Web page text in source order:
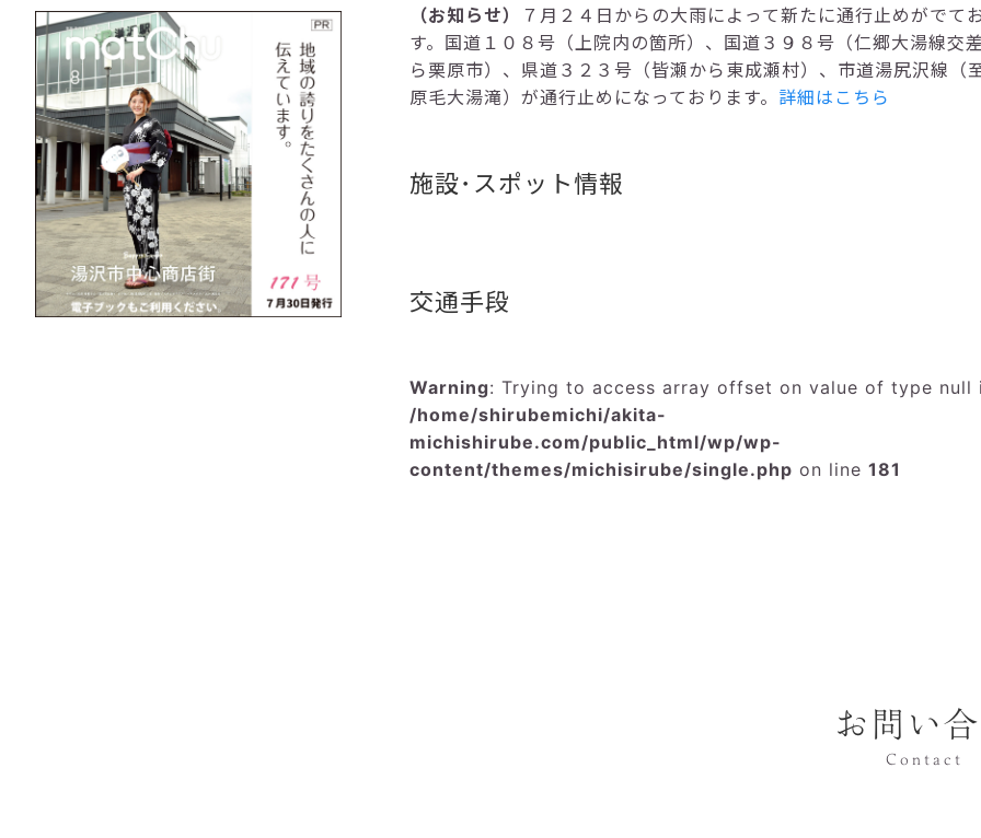
（お知らせ）
７月２４日からの大雨によって新たに通行止めがでて
す。国道１０８号（上院内の箇所）、国道３９８号（仁郷大湯線交
ら栗原市）、県道３２３号（皆瀬から東成瀬村）、市道湯尻沢線（
原毛大湯滝）が通行止めになっております。 詳細はこちら
施設･スポット情報
交通手段
Warning: Trying to access array offset on value of type null
/home/shirubemichi/akita-
michishirube.com/public_html/wp/wp-
content/themes/michisirube/single.php on line 181
お問い
Contact